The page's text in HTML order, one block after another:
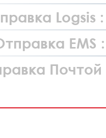
Logsis :
EMS :
Почтой